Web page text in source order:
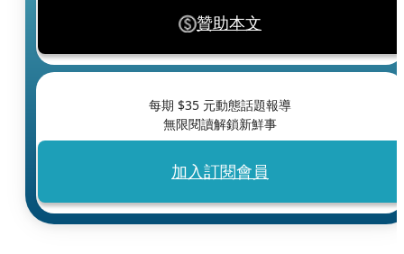
贊助本文
每期 $35 元動態話題報導
無限閱讀解鎖新鮮事
加入訂閱會員